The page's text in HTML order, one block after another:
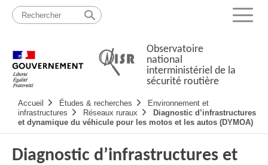
Passer
contenu
Menu
Observatoire
national
interministériel de la
sécurité routière
principale
Accueil Études & recherches
Environnement et
infrastructures
Réseaux ruraux
Diagnostic d’infrastructures
et dynamique du véhicule pour les motos et les autos (DYMOA)
Diagnostic d’infrastructures et